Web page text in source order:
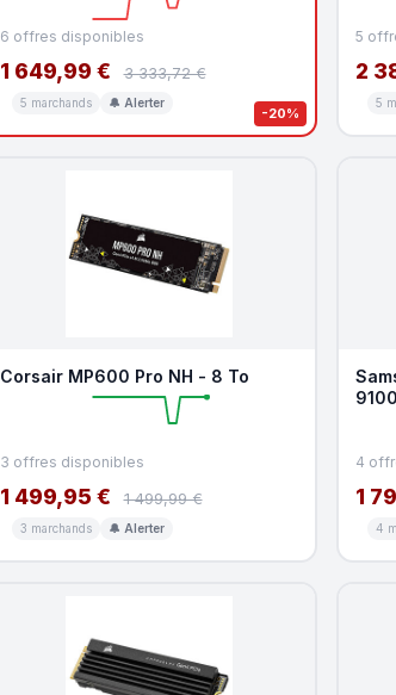
-20%
6 offres disponibles
1 649,99 € 3 333,72 €
5 marchands 🔔 Alerter
5
2
5
Corsair MP600 Pro NH - 8 To
3 offres disponibles
1 499,95 € 1 499,99 €
3 marchands 🔔 Alerter
4
1
4